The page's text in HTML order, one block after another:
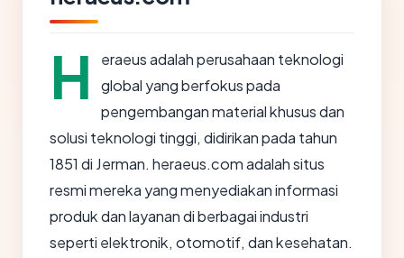
H
eraeus adalah perusahaan teknologi
global yang berfokus pada
pengembangan material khusus dan
solusi teknologi tinggi, didirikan pada tahun
1851 di Jerman. heraeus.com adalah situs
resmi mereka yang menyediakan informasi
produk dan layanan di berbagai industri
seperti elektronik, otomotif, dan kesehatan.